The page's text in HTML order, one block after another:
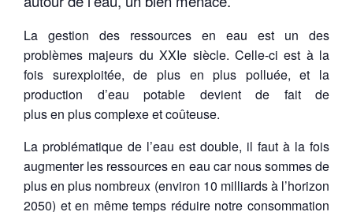
La gestion des ressources en eau est un des
problèmes majeurs du XXIe siècle. Celle-ci est à la
fois surexploitée, de plus en plus polluée, et la
production d’eau potable devient de fait de
plus en plus complexe et coûteuse.
La problématique de l’eau est double, il faut à la fois
augmenter les ressources en eau car nous sommes de
plus en plus nombreux (environ 10 milliards à l’horizon
2050) eten même temps réduire notre consommation